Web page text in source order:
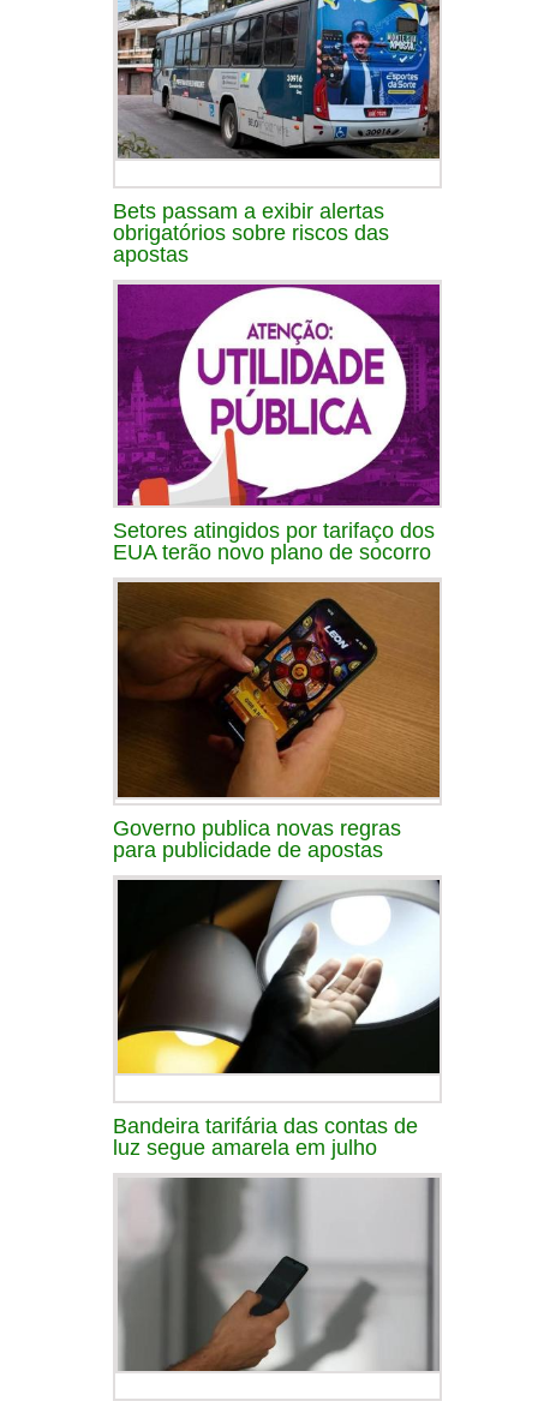
Bets passam a exibir alertas
obrigatórios sobre riscos das
apostas
Setores atingidos por tarifaço dos
EUA terão novo plano de socorro
Governo publica novas regras
para publicidade de apostas
Bandeira tarifária das contas de
luz segue amarela em julho